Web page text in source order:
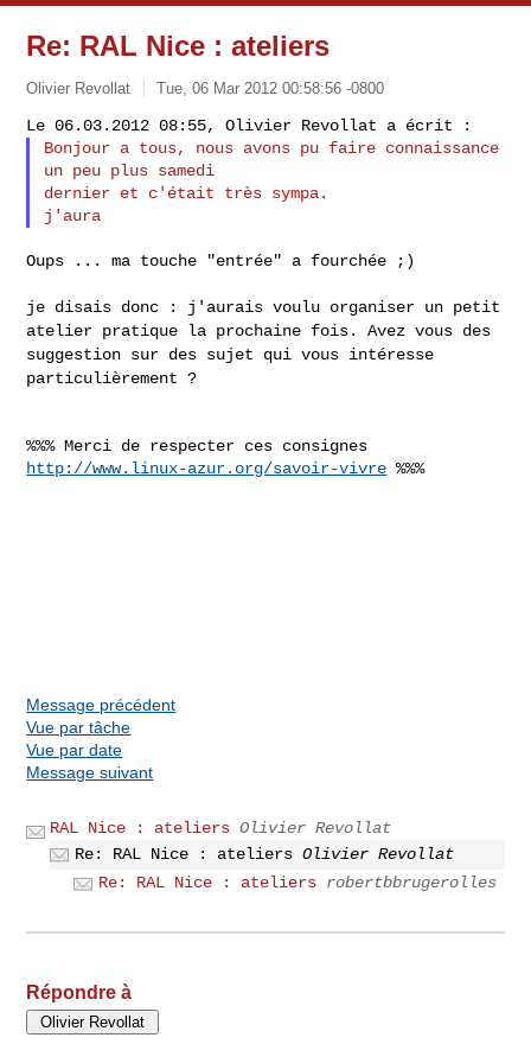
Re: RAL Nice : ateliers
Olivier Revollat Tue, 06 Mar 2012 00:58:56 -0800
Bonjour a tous, nous avons pu faire connaissance
un peu plus samedi
dernier et c'était très sympa.
Oups ... ma touche "entrée" a fourchée ;)
je disais donc : j'aurais voulu organiser un petit
atelier pratique la prochaine fois. Avez vous des
suggestion sur des sujet qui vous intéresse
particulièrement ?
http://www.linux-azur.org/savoir-vivre %%%
Message précédent
Vue par tâche
Vue par date
Message suivant
RAL Nice : ateliers Olivier Revollat
Re: RAL Nice : ateliers Olivier Revollat
Re: RAL Nice : ateliers robertbbrugerolles
Répondre à